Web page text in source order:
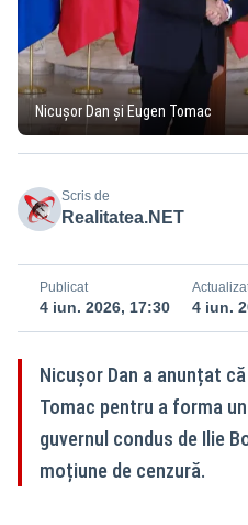
Nicușor Dan și Eugen Tomac
Scris de
Realitatea.NET
Publicat
4 iun. 2026, 17:30 4 iun.
Nicușor Dan a anunțat
Tomac pentru a forma
guvernul condus de Ilie
moțiune de cenzură.